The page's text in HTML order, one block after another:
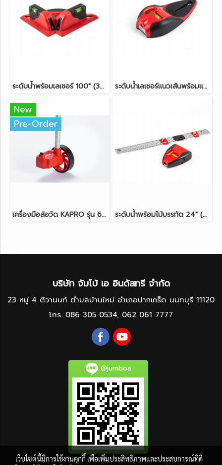
ระดับน้ำพร้อมเลเซอร์ 100" (30cm) KAPRO รุ่น 891 Prolaser® ระดับน้ำเลเซอร์แนวเส้นพร้อมแม่เหล็ก KAPRO รุ่น 810 Prolaser®
New
Pre-Order
เครื่องมือล้อวัด KAPRO รุ่น 601 ระดับน้ำพร้อมไม้บรรทัด 24" (60cm) KAPRO รุ่น 814 Prolaser®
บริษัท จัมโบ้ เอ อินดัสทรี จำกัด
23 หมู่ 4 ติวานนท์ ตำบลบ้านใหม่ อำเภอปากเกร็ด นนทบุรี 11120
โทร. 086 305 0534, 062 061 7777
@jumboa
เว็บไซต์นี้มีการใช้งานคุกกี้ เพื่อเพิ่มประสิทธิภาพและประสบการณ์ที่ดี